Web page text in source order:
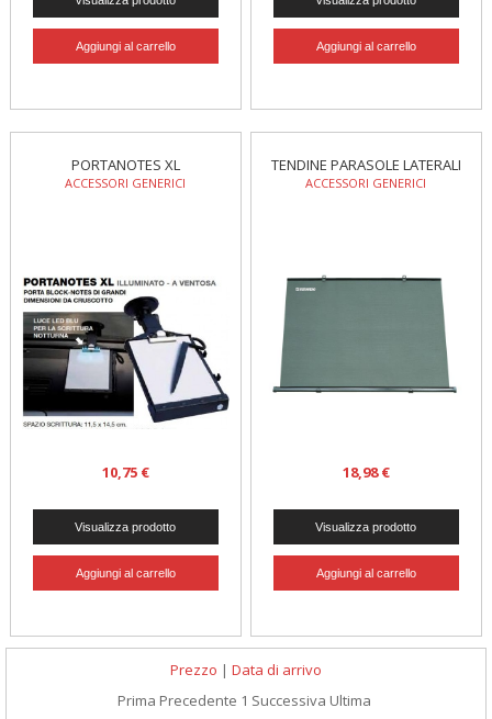
PORTANOTES XL
ACCESSORI GENERICI
10,75 €
TENDINE PARASOLE LATERALI
ACCESSORI GENERICI
18,98 €
Prezzo | Data di arrivo
Prima Precedente 1 Successiva Ultima